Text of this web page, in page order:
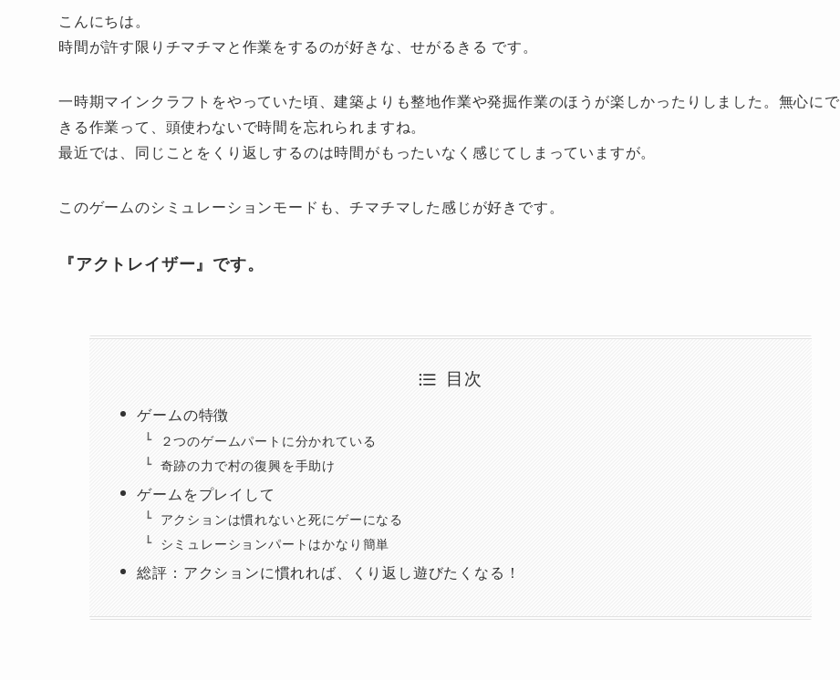
こんにちは。
時間が許す限りチマチマと作業をするのが好きな、せがるきる です。
一時期マインクラフトをやっていた頃、建築よりも整地作業や発掘作業のほうが楽しかったりしました。無心にで
きる作業って、頭使わないで時間を忘れられますね。
最近では、同じことをくり返しするのは時間がもったいなく感じてしまっていますが。
このゲームのシミュレーションモードも、チマチマした感じが好きです。
『アクトレイザー』です。
目次
ゲームの特徴
２つのゲームパートに分かれている
奇跡の力で村の復興を手助け
ゲームをプレイして
アクションは慣れないと死にゲーになる
シミュレーションパートはかなり簡単
総評：アクションに慣れれば、くり返し遊びたくなる！